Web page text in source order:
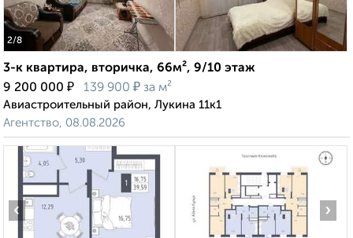
2/8
3-к квартира, вторичка, 66м², 9/10 этаж
9 200 000 ₽ 139 900 ₽ за м²
Авиастроительный район, Лукина 11к1
Агентство, 08.08.2026
‹ ›